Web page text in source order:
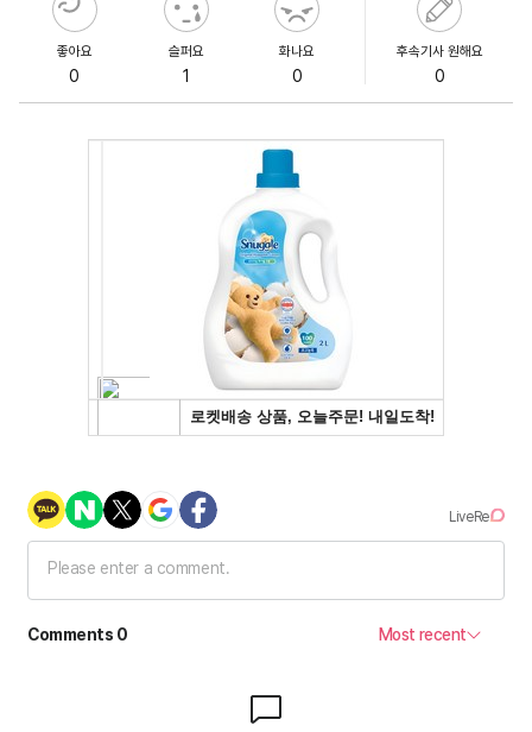
좋아요
0
슬퍼요
1
화나요
0
후속기사 원해요
0